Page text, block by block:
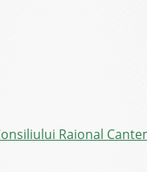
Raional